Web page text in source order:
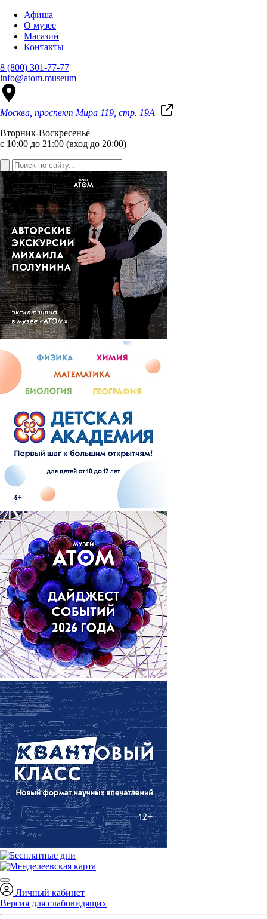
Афиша
О музее
Магазин
Контакты
8 (800) 301-77-77
info@atom.museum
Москва, проспект Мира 119, стр. 19А
Вторник-Воскресенье
с 10:00 до 21:00 (вход до 20:00)
Личный кабинет
Версия для слабовидящих